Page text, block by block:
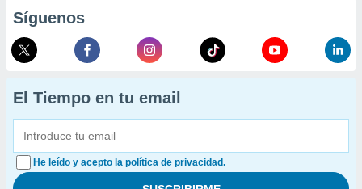
Síguenos
El Tiempo en tu email
He leído y acepto la política de privacidad.